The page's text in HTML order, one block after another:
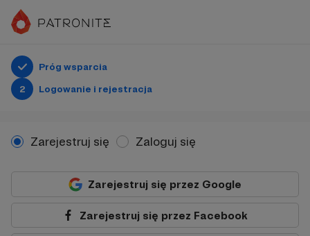
Próg wsparcia
2
Logowanie i rejestracja
Zarejestruj się Zaloguj się
Zarejestruj się przez Google
Zarejestruj się przez Facebook